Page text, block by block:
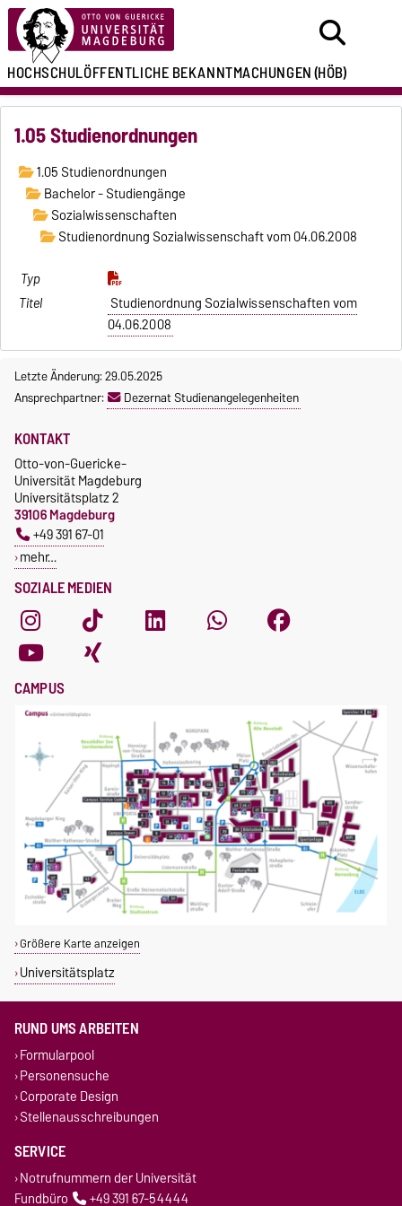
HOCHSCHULÖFFENTLICHEBEKANNTMACHUNGEN(HÖB)
1.05 Studienordnungen
1.05 Studienordnungen
Bachelor - Studiengänge
Sozialwissenschaften
Studienordnung Sozialwissenschaft vom 04.06.2008
Studienordnung Sozialwissenschaften vom
04.06.2008
Letzte Änderung: 29.05.2025
Ansprechpartner:
Dezernat Studienangelegenheiten
SOZIALE MEDIEN
KONTAKT
Otto-von-Guericke-
Universität Magdeburg
Universitätsplatz 2
39106 Magdeburg
+49 391 67-01
mehr…
CAMPUS
Größere Karte anzeigen
Universitätsplatz
RUND UMS ARBEITEN
Formularpool
Personensuche
Corporate Design
Stellenausschreibungen
SERVICE
Notrufnummern der Universität
Fundbüro
+49 391 67-54444